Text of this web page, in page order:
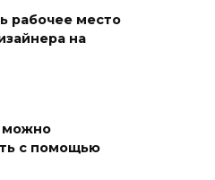
рабочее место
на
можно
с помощью